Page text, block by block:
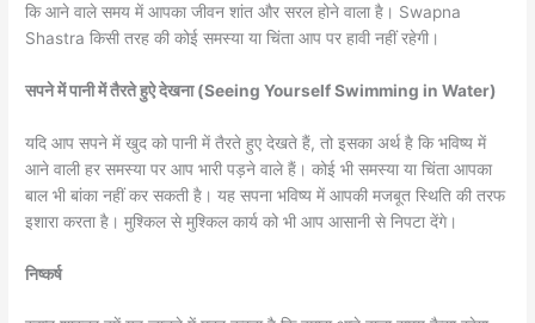
कि आने वाले समय में आपका जीवन शांत और सरल होने वाला है। Swapna
Shastra किसी तरह की कोई समस्या या चिंता आप पर हावी नहीं रहेगी।
सपने में पानी में तैरते हुऐ देखना (Seeing Yourself Swimming in Water)
यदि आप सपने में खुद को पानी में तैरते हुए देखते हैं, तो इसका अर्थ है कि भविष्य में
आने वाली हर समस्या पर आप भारी पड़ने वाले हैं। कोई भी समस्या या चिंता आपका
बाल भी बांका नहीं कर सकती है। यह सपना भविष्य में आपकी मजबूत स्थिति की तरफ
इशारा करता है। मुश्किल से मुश्किल कार्य को भी आप आसानी से निपटा देंगे।
निष्कर्ष